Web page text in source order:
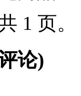
1 页。
论)